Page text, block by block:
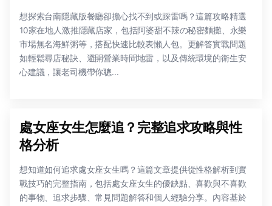
想探索台南隱藏版餐廳卻擔心找不到或踩雷嗎？這篇攻略精選
10家在地人激推隱藏店家，包括阿婆甜不辣の秘密麵攤、永樂
市場無名海鮮粥等，搭配快速比較表懶人包。更解答實戰問題
如輕鬆尋店秘訣、避開營業時間地雷，以及傳統環境的衛生安
心建議，讓老司機帶你聰...
處女座女生怎麼追？完整追求攻略與性
格分析
想知道如何追求處女座女生嗎？這篇文章提供從性格解析到實
戰技巧的完整指南，包括處女座女生的優缺點、喜歡與不喜歡
的事物、追求步驟、常見問題解答和個人經驗分享。內容基於